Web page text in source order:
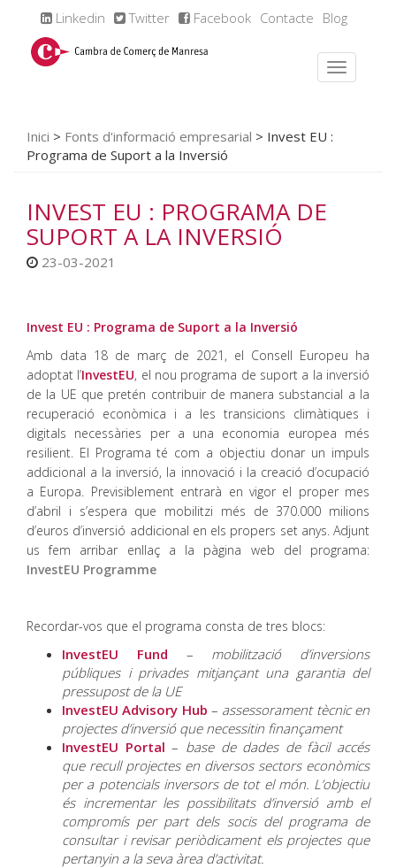
Linkedin Twitter Facebook Contacte Blog
Inici > Fonts d'informació empresarial > Invest EU :
Programa de Suport a la Inversió
INVEST EU : PROGRAMA DE
SUPORT A LA INVERSIÓ
23-03-2021
Invest EU : Programa de Suport a la Inversió
Amb data 18 de març de 2021, el Consell Europeu ha
adoptat l’InvestEU, el nou programa de suport a la inversió
de la UE que pretén contribuir de manera substancial a la
recuperació econòmica i a les transicions climàtiques i
digitals necessàries per a una economia europea més
resilient. El Programa té com a objectiu donar un impuls
addicional a la inversió, la innovació i la creació d’ocupació
a Europa. Previsiblement entrarà en vigor el proper mes
d’abril i s’espera que mobilitzi més de 370.000 milions
d’euros d’inversió addicional en els propers set anys. Adjunt
us fem arribar enllaç a la pàgina web del programa:
InvestEU Programme
Recordar-vos que el programa consta de tres blocs:
InvestEU Fund – mobilització d’inversions
públiques i privades mitjançant una garantia del
pressupost de la UE
InvestEU Advisory Hub – assessorament tècnic en
projectes d’inversió que necessitin finançament
InvestEU Portal – base de dades de fàcil accés
que recull projectes en diversos sectors econòmics
per a potencials inversors de tot el món. L’objectiu
és incrementar les possibilitats d’inversió amb el
compromís per part dels socis del programa de
consultar i revisar periòdicament els projectes que
pertanyin a la seva àrea d’activitat.